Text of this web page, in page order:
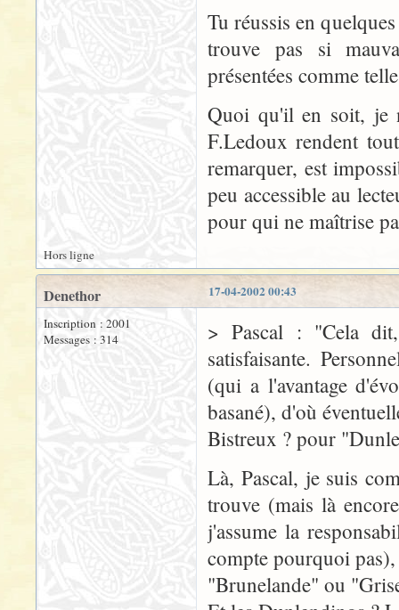
Tu réussis en
trouve pas si
présentées comme
Quoi qu'il en soit, je
F.Ledoux rendent
remarquer, est
peu accessible au
pour qui ne maîtrise
Hors ligne
17-04-2002 00:43
Denethor
Inscription : 2001
Messages : 314
> Pascal : "Cela
satisfaisante.
(qui a l'avantage
basané), d'où
Bistreux ? pour
Là, Pascal, je suis
trouve (mais là
j'assume la
compte pourquoi
"Brunelande" ou